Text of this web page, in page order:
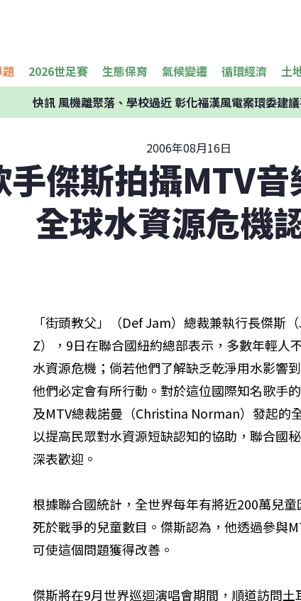
2026世足賽 生態保育 氣候變遷 循環經濟 土
快訊風機離聚落、學校過近 彰化福漢風電案環委建
2006年08月16日
手傑斯拍攝MTV
全球水資源危機
「街頭教父」（Def Jam）總裁兼執行長傑斯
Z），9日在聯合國紐約總部表示，多數年輕人
水資源危機；倘若他們了解缺乏乾淨用水影響
他們必定會有所行動。對於這位國際知名歌手
及MTV總裁諾曼（Christina Norman）發起的
以提高民眾對水資源短缺認知的協助，聯合國
深表歡迎。
根據聯合國統計，全世界每年有將近200萬兒
死於戰爭的兒童數目。傑斯認為，他透過參與
可使這個問題獲得改善。
傑斯將在9月世界巡迴演唱會期間，順道訪問